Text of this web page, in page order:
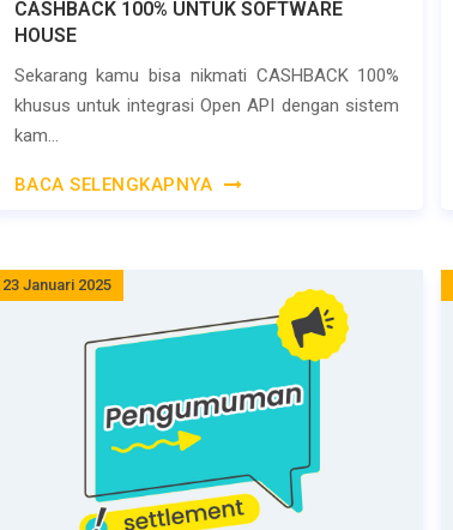
CASHBACK 100% UNTUK SOFTWARE
HOUSE
Sekarang kamu bisa nikmati CASHBACK 100%
khusus untuk integrasi Open API dengan sistem
kam...
BACA SELENGKAPNYA
23 Januari 2025